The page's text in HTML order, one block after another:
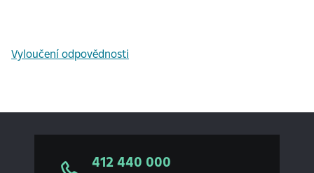
Vyloučení odpovědnosti
412 440 000